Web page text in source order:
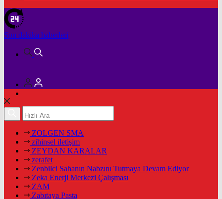
Son dakika haberleri
ZOLGEN SMA
zihinsel iletişim
ZEYDAN KARALAR
zerafet
Zenbilci Sahanın Nabzını Tutmaya Devam Ediyor
Zeka Enerji Merkezi Çalışması
ZAM
Zabıtaya Pasta